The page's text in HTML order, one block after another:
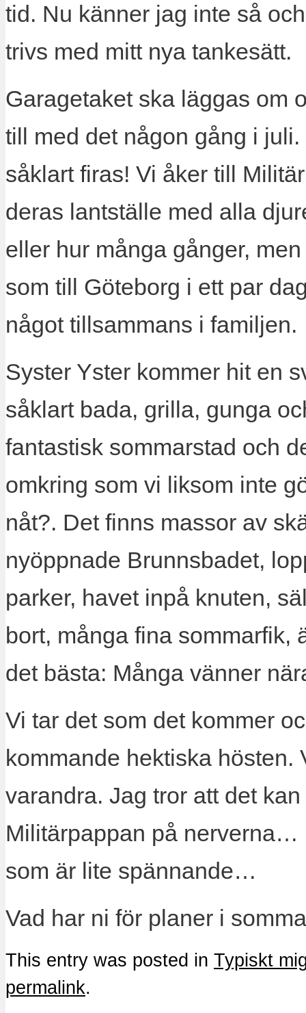
tid. Nu känner jag inte så
trivs med mitt nya tankesätt.
Garagetaket ska läggas om
till med det någon gång i
såklart firas! Vi åker till
deras lantställe med alla
eller hur många gånger,
som till Göteborg i ett par
något tillsammans i familjen.
Syster Yster kommer hit en
såklart bada, grilla, gunga
fantastisk sommarstad och
omkring som vi liksom inte
nåt?. Det finns massor av
nyöppnade Brunnsbadet,
parker, havet inpå knuten,
bort, många fina sommarfik,
det bästa: Många vänner
Vi tar det som det kommer
kommande hektiska hösten.
varandra. Jag tror att det
Militärpappan på nerverna…
som är lite spännande…
Vad har ni för planer i
This entry was posted in Typiskt
permalink.